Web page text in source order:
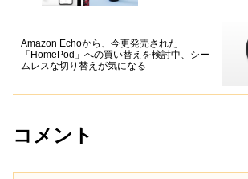
Amazon Echoから、今更発売された
「HomePod」への買い替えを検討中、シー
ムレスな切り替えが気になる
コメント